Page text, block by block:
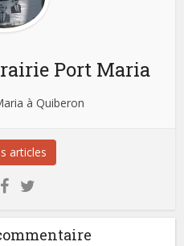
Port Maria
à Quiberon
articles